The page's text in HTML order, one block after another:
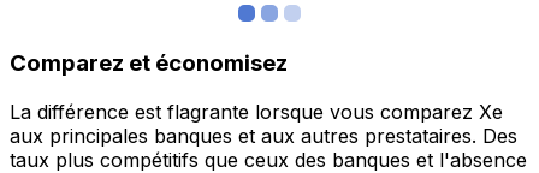
Comparez et économisez
La différence est flagrante lorsque vous comparez Xe
aux principales banques et aux autres prestataires. Des
taux plus compétitifs que ceux des banques et l'absence